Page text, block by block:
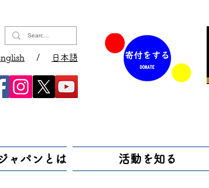
/ 日本語
ャパンとは 活動を知る